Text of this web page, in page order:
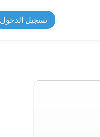
تسجيل الدخول